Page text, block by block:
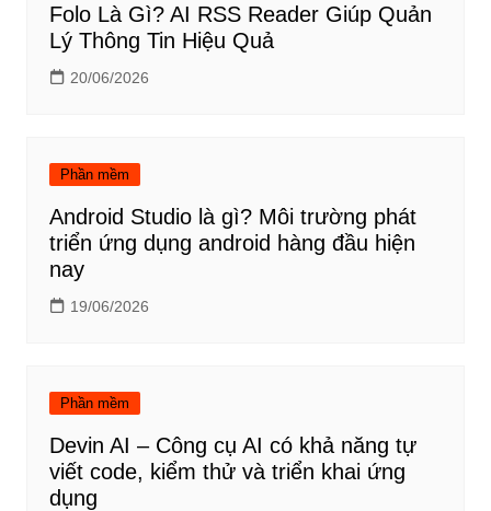
Folo Là Gì? AI RSS Reader Giúp Quản
Lý Thông Tin Hiệu Quả
20/06/2026
Phần mềm
Android Studio là gì? Môi trường phát
triển ứng dụng android hàng đầu hiện
nay
19/06/2026
Phần mềm
Devin AI – Công cụ AI có khả năng tự
viết code, kiểm thử và triển khai ứng
dụng